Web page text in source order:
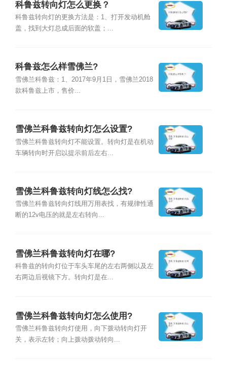
科鲁兹转向灯怎么更换？
科鲁兹转向灯的更换方法是：1、打开发动机舱
盖，找到大灯总成后面的软盖；...
科鲁兹怎么样雪佛兰?
雪佛兰科鲁兹：1、2017年9月1日，雪佛兰2018
款科鲁兹上市，售价...
雪佛兰科鲁兹转向灯怎么设置?
雪佛兰科鲁兹转向灯不能设置。转向灯是在机动
车辆转向时开启以提示前后左右...
雪佛兰科鲁兹转向灯线怎么找?
雪佛兰科鲁兹转向灯线用万用表找，有规律性通
断的12v电压的就是左右转向...
雪佛兰科鲁兹转向灯在哪?
科鲁兹的转向灯位于车头车尾的左右两侧以及左
右两边后视镜下方。转向灯是在...
雪佛兰科鲁兹转向灯怎么使用?
雪佛兰科鲁兹转向灯使用，向下拨动转向灯开
关，表示左转；向上拨动拨动转向...